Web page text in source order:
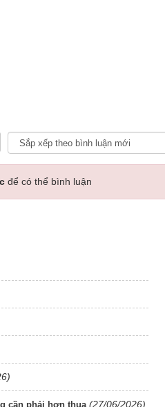
để có thể bình luận
cần phải hơn thua (27/06/2026)